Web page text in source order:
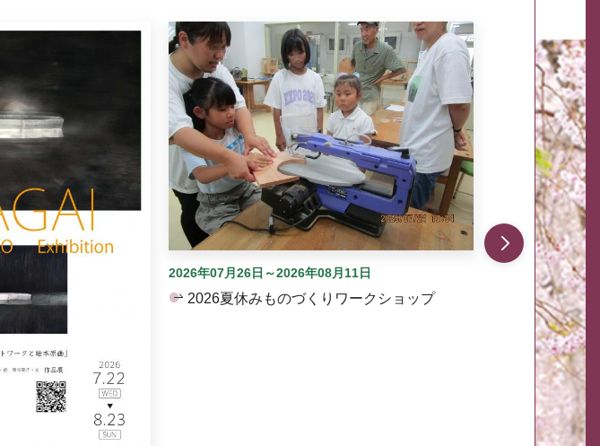
2026年07月26日～2026年08月11日
2026夏休みものづくりワークショップ